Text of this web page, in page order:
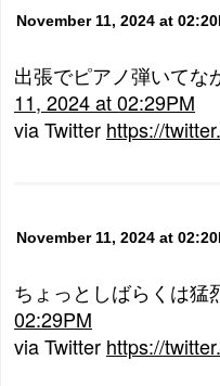
November 11, 2024 at
出張でピアノ弾いて
11, 2024 at 02:29PM
via Twitter https://
November 11, 2024 at
ちょっとしばらくは猛
02:29PM
via Twitter https://